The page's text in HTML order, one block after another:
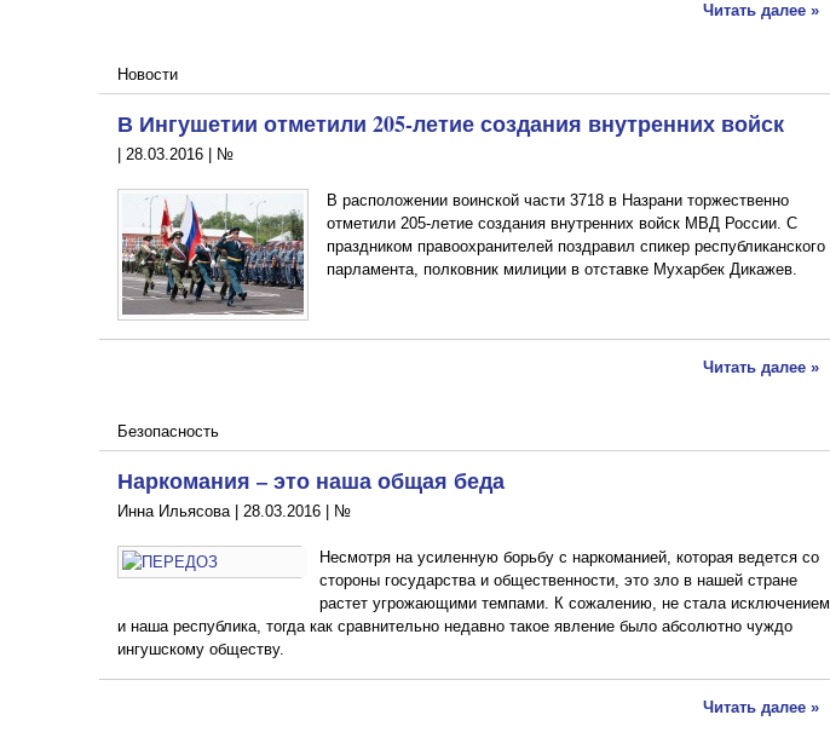
Читать далее »
Новости
В Ингушетии отметили 205-летие создания внутренних войск
28.03.2016 №
В расположении воинской части 3718 в Назрани торжественно
отметили 205-летие создания внутренних войск МВД России. С
праздником правоохранителей поздравил спикер республиканского
парламента, полковник милиции в отставке Мухарбек Дикажев.
Читать далее »
Безопасность
Наркомания – это наша общая беда
Инна Ильясова | 28.03.2016 | №
Несмотря на усиленную борьбу с наркоманией, которая ведется со
стороны государства и общественности, это зло в нашей стране
растет угрожающими темпами. К сожалению, не стала исключением
и наша республика, тогда как сравнительно недавно такое явление было абсолютно чуждо
ингушскому обществу.
Читать далее »